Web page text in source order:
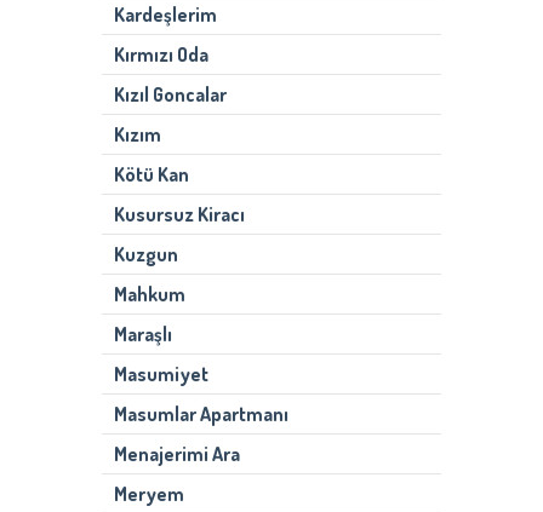
Kardeşlerim
Kırmızı Oda
Kızıl Goncalar
Kızım
Kötü Kan
Kusursuz Kiracı
Kuzgun
Mahkum
Maraşlı
Masumiyet
Masumlar Apartmanı
Menajerimi Ara
Meryem